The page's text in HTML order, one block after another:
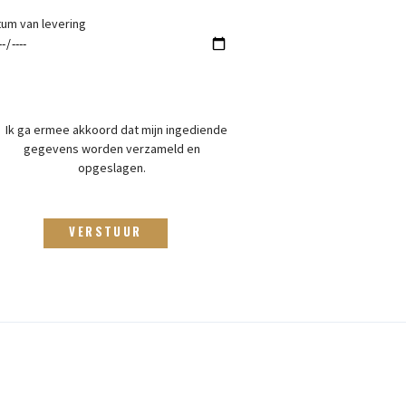
van levering
Ik ga ermee akkoord dat mijn ingediende
gegevens worden verzameld en
opgeslagen.